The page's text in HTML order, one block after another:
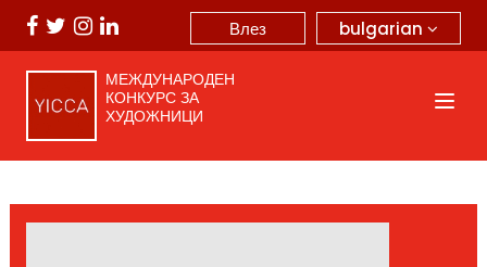
bulgarian
Влез
МЕЖДУНАРОДЕН
КОНКУРС ЗА
ХУДОЖНИЦИ